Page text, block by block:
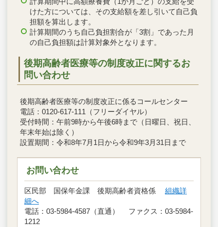
けた方については、その支給額を差し引いて自己負
担額を算出します。
計算期間のうち自己負担割合が「3割」であった月
の自己負担額は計算対象外となります。
後期高齢者医療等の制度改正に関するお
問い合わせ
後期高齢者医療等の制度改正に係るコールセンター
電話：0120-617-111（フリーダイヤル）
受付時間：午前9時から午後6時まで（日曜日、祝日、
年末年始は除く）
設置期間：令和8年7月1日から令和9年3月31日まで
お問い合わせ
区民部 国保年金課 後期高齢者資格係 組織詳
細へ
電話：03-5984-4587（直通） ファクス：03-5984-
1212